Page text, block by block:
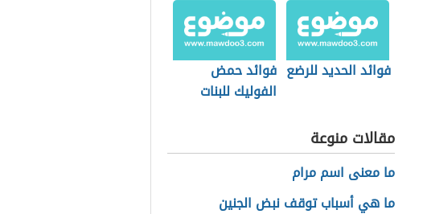
فوائد الحديد للرضع فوائد حمض
الفوليك للبنات
مقالات منوعة
ما معنى اسم مرام
ما هي أسباب توقف نبض الجنين